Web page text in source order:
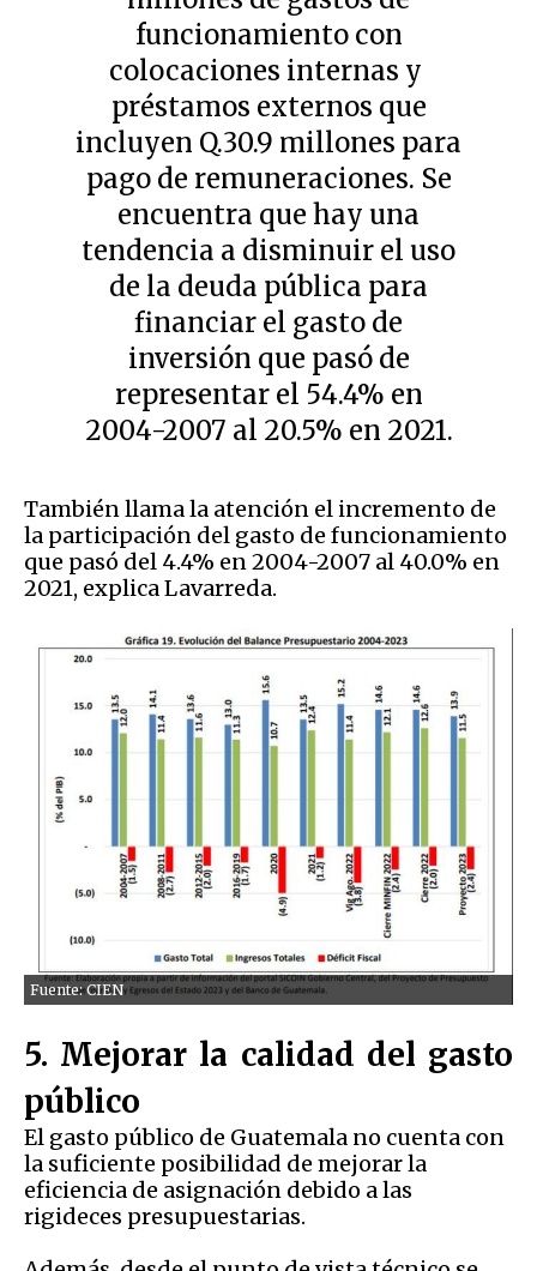
funcionamiento con
colocaciones internas y
préstamos externos que
incluyen Q.30.9 millones para
pago de remuneraciones. Se
encuentra que hay una
tendencia a disminuir el uso
de la deuda pública para
financiar el gasto de
inversión que pasó de
representar el 54.4% en
2004-2007 al 20.5% en 2021.
También llama la atención el incremento de
la participación del gasto de funcionamiento
que pasó del 4.4% en 2004-2007 al 40.0% en
2021, explica Lavarreda.
Fuente: CIEN
5. Mejorar la calidad del gasto
público
El gasto público de Guatemala no cuenta con
la suficiente posibilidad de mejorar la
eficiencia de asignación debido a las
rigideces presupuestarias.